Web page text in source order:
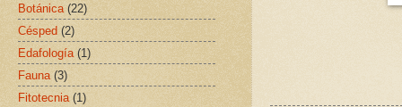
Botánica (22)
Césped (2)
Edafología (1)
Fauna (3)
Fitotecnia (1)